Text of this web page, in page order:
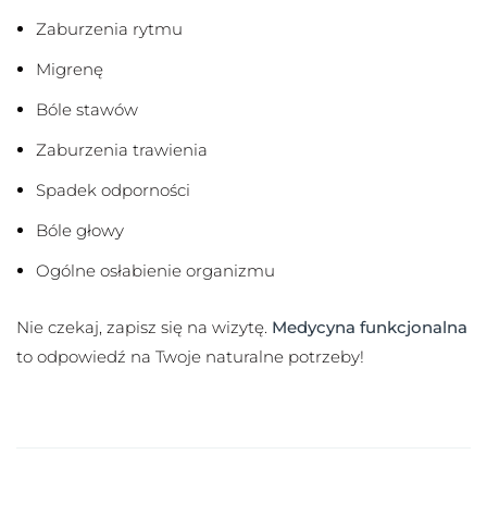
Zaburzenia rytmu
Migrenę
Bóle stawów
Zaburzenia trawienia
Spadek odporności
Bóle głowy
Ogólne osłabienie organizmu
Nie czekaj, zapisz się na wizytę. Medycyna funkcjonalna
to odpowiedź na Twoje naturalne potrzeby!